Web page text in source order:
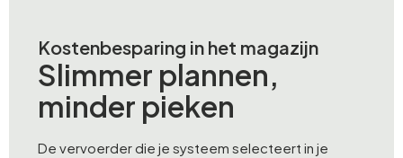
Kostenbesparing in het magazijn
Slimmer plannen,
minder pieken
De vervoerder die je systeem selecteert in je